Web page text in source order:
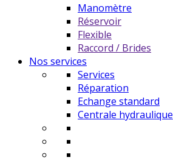
Manomètre
Réservoir
Flexible
Raccord / Brides
Nos services
Services
Réparation
Echange standard
Centrale hydraulique